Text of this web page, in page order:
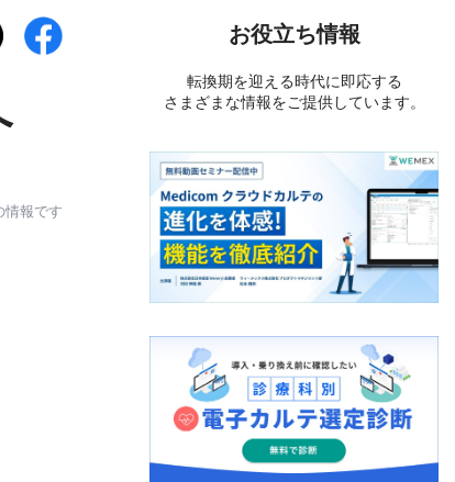
報です
お役立ち情報
転換期を迎える時代に即応する
さまざまな情報をご提供しています。